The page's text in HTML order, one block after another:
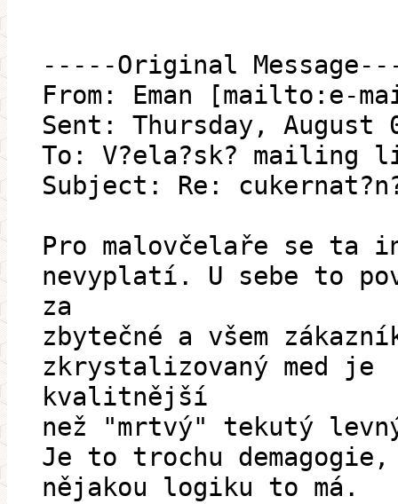
-----Original
From: Eman [mailto:e-
Sent: Thursday, August
To: V?ela?sk? mailing
Subject: Re:
Pro malovčelaře se ta
nevyplatí. U sebe to
za
zbytečné a všem
zkrystalizovaný med je
kvalitnější
než "mrtvý" tekutý
Je to trochu
nějakou logiku to má.